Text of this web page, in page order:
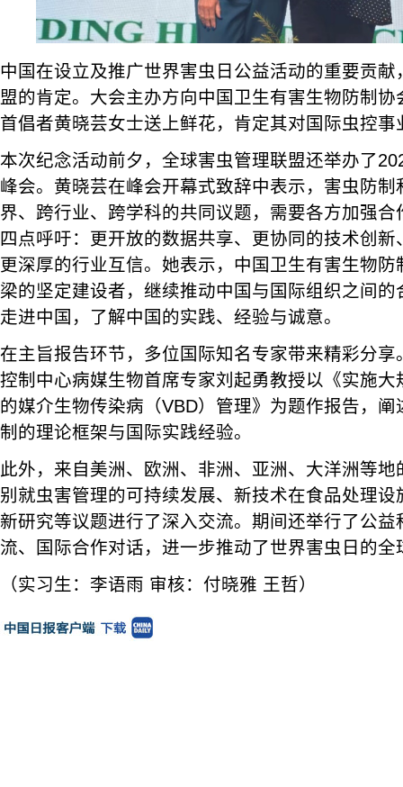
中国在设立及推广世界害虫日公益活动的重要贡
盟的肯定。大会主办方向中国卫生有害生物防制
首倡者黄晓芸女士送上鲜花，肯定其对国际虫控事
本次纪念活动前夕，全球害虫管理联盟还举办了
峰会。黄晓芸在峰会开幕式致辞中表示，害虫防
界、跨行业、跨学科的共同议题，需要各方加强
四点呼吁：更开放的数据共享、更协同的技术创
更深厚的行业互信。她表示，中国卫生有害生物
梁的坚定建设者，继续推动中国与国际组织之间
走进中国，了解中国的实践、经验与诚意。
在主旨报告环节，多位国际知名专家带来精彩分
控制中心病媒生物首席专家刘起勇教授以《实施
的媒介生物传染病（VBD）管理》为题作报告，
制的理论框架与国际实践经验。
此外，来自美洲、欧洲、非洲、亚洲、大洋洲等
别就虫害管理的可持续发展、新技术在食品处理
新研究等议题进行了深入交流。期间还举行了公
流、国际合作对话，进一步推动了世界害虫日的全
（实习生：李语雨 审核：付晓雅 王哲）